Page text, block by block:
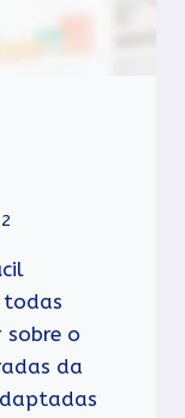
todas
sobre o
da